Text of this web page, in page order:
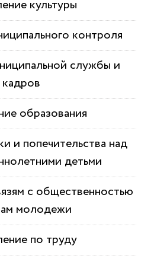
культуры
контроля
службы и
кадров
образования
и попечительства над
детьми
с общественностью
молодежи
по труду